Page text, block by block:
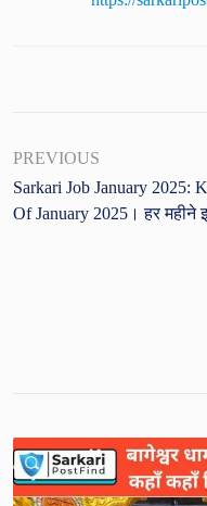
PREVIOUS
Sarkari Job January 2025:
Of January 2025। हर महीने